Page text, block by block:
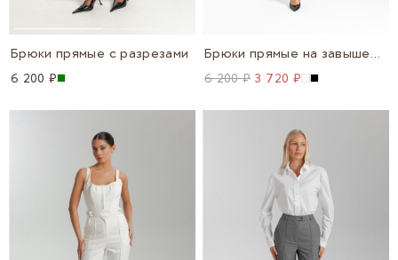
Брюки прямые с разрезами
6 200 ₽
Брюки прямые на завышенной посадке
6 200 ₽ 3 720 ₽